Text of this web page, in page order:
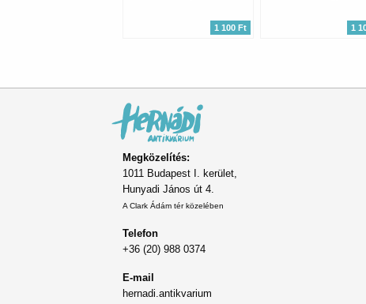
1 100 Ft 1
Megközelítés:
1011 Budapest I. kerület,
Hunyadi János út 4.
A Clark Ádám tér közelében
Telefon
+36 (20) 988 0374
E-mail
hernadi.antikvarium